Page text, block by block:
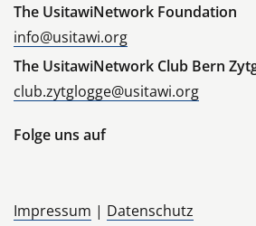
The UsitawiNetwork Foundation
info@usitawi.org
The UsitawiNetwork Club Bern
club.zytglogge@usitawi.org
Folge uns auf
Impressum | Datenschutz